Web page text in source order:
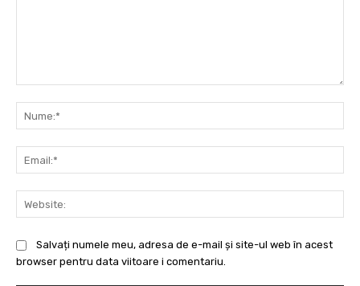
Salvați numele meu, adresa de e-mail și site-ul web în acest
browser pentru data viitoare i comentariu.